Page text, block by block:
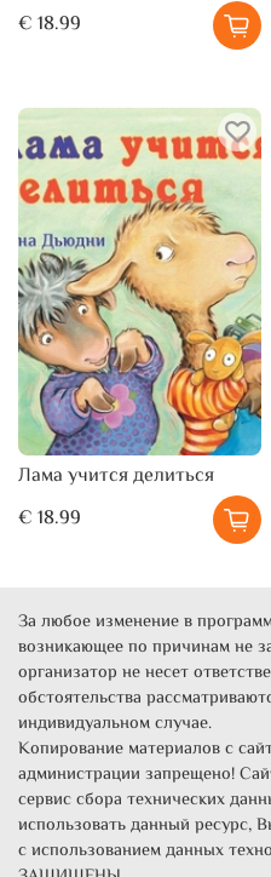
€ 18.99
Лама учится делиться
€ 18.99
За любое изменение в
возникающее по причинам не
организатор не несет
обстоятельства
индивидуальном случае.
Копирование материалов с
администрации запрещено!
сервис сбора технических
использовать данный ресурс,
с использованием данных